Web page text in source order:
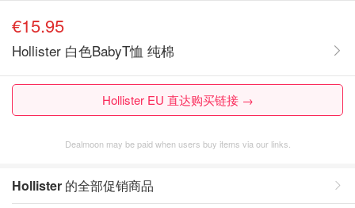
€15.95
Hollister 白色BabyT恤 纯棉
Hollister EU 直达购买链接 →
Dealmoon may be paid when users buy items via our links.
Hollister 的全部促销商品